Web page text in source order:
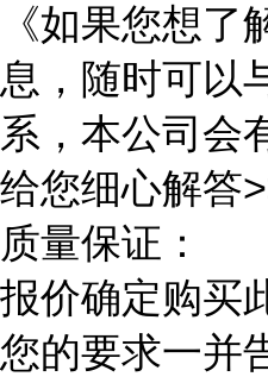
《如果您想了
息，随时可以
系，本公司会
给您细心解答
质量保证：
报价确定购买
您的要求一并